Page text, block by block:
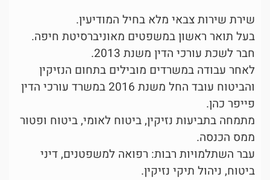
שירת שירות צבאי מלא בחיל המודיעין.
בעל תואר ראשון במשפטים מאוניברסיטת חיפה.
חבר לשכת עורכי הדין משנת 2013.
לאחר עבודה במשרדים מובילים בתחום הנזיקין
והביטוח עובד החל משנת 2016 במשרד עורכי הדין
פייפר כהן.
מתמחה בתביעות נזיקין, ביטוח לאומי, ביטוח ופטור
ממס הכנסה.
עבר השתלמויות רבות: רפואה למשפטנים, דיני
ביטוח, ניהול תיקי נזיקין.